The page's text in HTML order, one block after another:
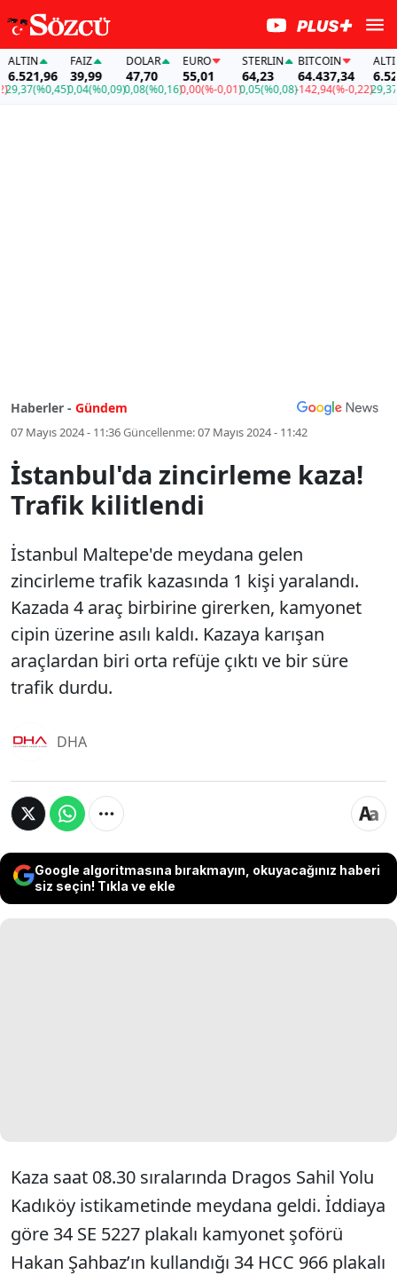
(%0,45)
FAİZ
39,99
0,04(%0,09)
DOLAR
47,70
0,08(%0,16)
EURO
55,01
0,00(%-0,01)
STERLIN
64,23
0,05(%0,08)
BITCOIN
64.437,34
-142,94(%-0,22)
ALTIN
29,37
Haberler - Gündem
07 Mayıs 2024 - 11:36Güncellenme:07 Mayıs 2024 - 11:42
İstanbul'da zincirleme kaza!
Trafik kilitlendi
İstanbul Maltepe'de meydana gelen
zincirleme trafik kazasında 1 kişi yaralandı.
Kazada 4 araç birbirine girerken, kamyonet
cipin üzerine asılı kaldı. Kazaya karışan
araçlardan biri orta refüje çıktı ve bir süre
trafik durdu.
DHA
Google algoritmasına bırakmayın, okuyacağınız haberi
siz seçin! Tıkla ve ekle
Kaza saat 08.30 sıralarında Dragos Sahil Yolu
Kadıköy istikametinde meydana geldi. İddiaya
göre 34 SE 5227 plakalı kamyonet şoförü
Hakan Şahbaz’ın kullandığı 34 HCC 966 plakalı